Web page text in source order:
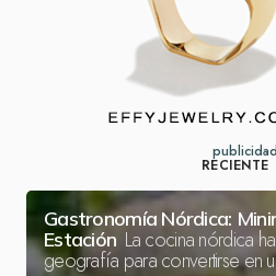
publicidad
RECIENTE
Gastronomía Nórdica:
Estación La cocina nórdica
geografía para convertirse en